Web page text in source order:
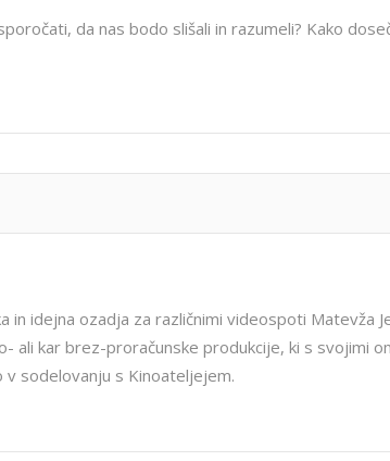
da nas bodo slišali in razumeli? Kako
idejna ozadja za različnimi videospoti Matevža
ali kar brez-proračunske produkcije, ki s svojimi
sodelovanju s Kinoateljejem.